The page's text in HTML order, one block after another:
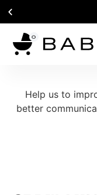
0
Help us to
better